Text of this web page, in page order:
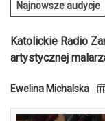
Najnowsze audycje
Katolickie Radio
artystycznej
Ewelina Michalska